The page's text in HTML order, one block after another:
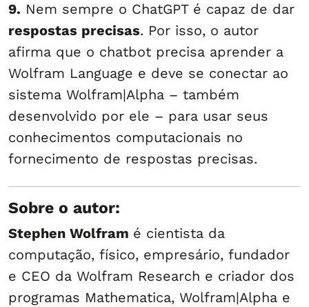
9. Nem sempre o ChatGPT é capaz de dar
respostas precisas. Por isso, o autor
afirma que o chatbot precisa aprender a
Wolfram Language e deve se conectar ao
sistema Wolfram|Alpha – também
desenvolvido por ele – para usar seus
conhecimentos computacionais no
fornecimento de respostas precisas.
Sobre o autor:
Stephen Wolfram é cientista da
computação, físico, empresário, fundador
e CEO da Wolfram Research e criador dos
programas Mathematica, Wolfram|Alpha e